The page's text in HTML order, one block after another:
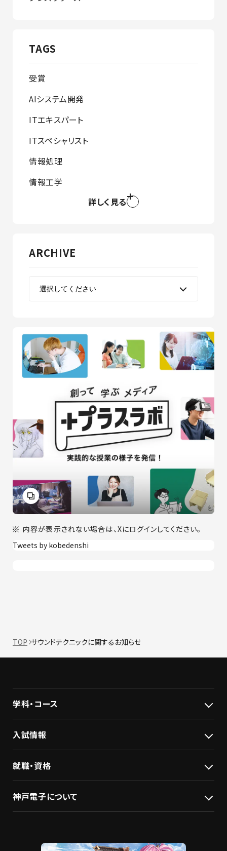
TAGS
受賞
AIシステム開発
ITエキスパート
ITスペシャリスト
情報処理
情報工学
詳しく見る
ARCHIVE
内容が表示されない場合は、Xにログインしてください。
Tweets by kobedenshi
TOP サウンドテクニックに関するお知らせ
学科・コース
入試情報
就職・資格
神戸電子について